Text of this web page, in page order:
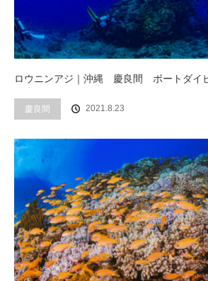
ロウニンアジ｜沖縄 慶良間 ボートダイ
慶良間 2021.8.23